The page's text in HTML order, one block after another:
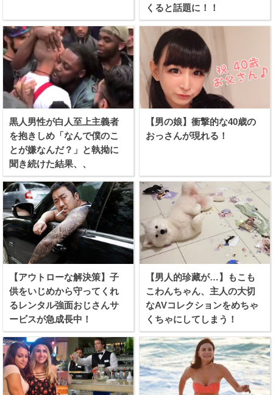
くると話題に！！
黒人男性が白人至上主義者
を抱きしめ「なんで僕のこ
とが嫌なんだ？」と執拗に
聞き続けた結果、、
【男の娘】衝撃的な40歳の
おっさんが現れる！
【アウトローな解決策】子
供をいじめから守ってくれ
るレンタル強面おじさんサ
ービスが急成長中！
【男人的珍藏が…】もこも
こわんちゃん、主人の大切
なAVコレクションをめちゃ
くちゃにしてしまう！